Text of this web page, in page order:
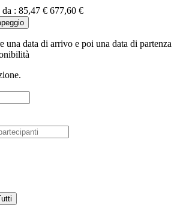
: 85,47 € 677,60 €
una data di arrivo e poi una data di partenza